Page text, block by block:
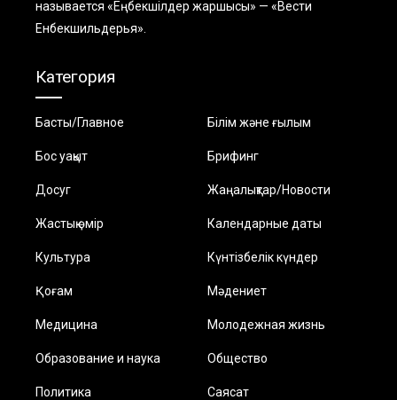
называется «Еңбекшiлдер жаршысы» — «Вести
Енбекшильдерья».
Категория
Басты/Главное Білім және ғылым
Бос уақыт Брифинг
Досуг Жаңалықтар/Новости
Жастық өмір Календарные даты
Культура Күнтізбелік күндер
Қоғам Мәдениет
Медицина Молодежная жизнь
Образование и наука Общество
Политика Саясат